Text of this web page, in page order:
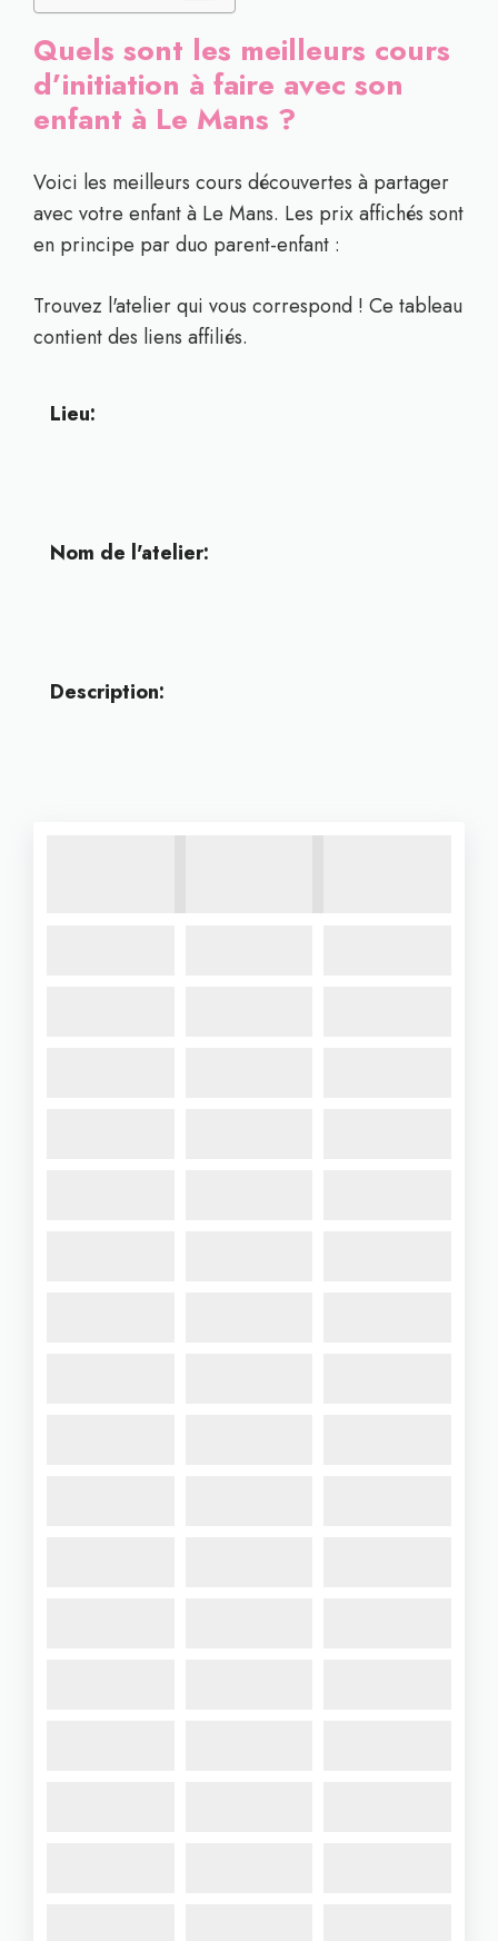
Quels sont les meilleurs cours
d’initiation à faire avec son
enfant à Le Mans ?
Voici les meilleurs cours découvertes à partager
avec votre enfant à Le Mans. Les prix affichés sont
en principe par duo parent-enfant :
Trouvez l'atelier qui vous correspond ! Ce tableau
contient des liens affiliés.
Lieu:
Nom de l'atelier:
Description: